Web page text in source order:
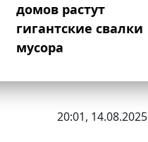
домов растут
гигантские свалки
мусора
20:01, 14.08.2025